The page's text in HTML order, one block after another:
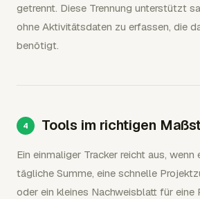
getrennt. Diese Trennung unterstützt
ohne Aktivitätsdaten zu erfassen, die
benötigt.
Tools im richtigen
Ein einmaliger Tracker reicht aus, wenn
tägliche Summe, eine schnelle
oder ein kleines Nachweisblatt für eine